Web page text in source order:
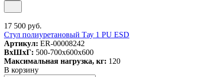
17 500 руб.
Стул полиуретановый Тау 1 PU ESD
Артикул: ER-00008242
ВxШxГ: 500-700x600x600
Максимальная нагрузка, кг: 120
В корзину